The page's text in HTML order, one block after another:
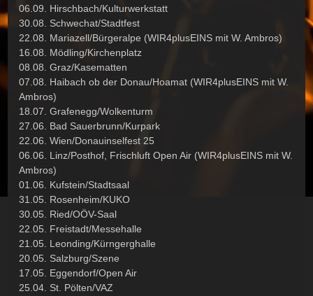
06.09. Hirschbach/Kulturwerkstatt
30.08. Schwechat/Stadtfest
22.08. Mariazell/Bürgeralpe (WIR4plusEINS mit W. Ambros)
16.08. Mödling/Kirchenplatz
08.08. Graz/Kasematten
07.08. Haibach ob der Donau/Hoamat (WIR4plusEINS mit W.
Ambros)
18.07. Grafenegg/Wolkenturm
27.06. Bad Sauerbrunn/Kurpark
22.06. Wien/Donauinselfest 25
06.06. Linz/Posthof, Frischluft Open Air (WIR4plusEINS mit W.
Ambros)
01.06. Kufstein/Stadtsaal
31.05. Rosenheim/KUKO
30.05. Ried/OÖV-Saal
22.05. Freistadt/Messehalle
21.05. Leonding/Kürngerghalle
20.05. Salzburg/Szene
17.05. Eggendorf/Open Air
25.04. St. Pölten/VAZ